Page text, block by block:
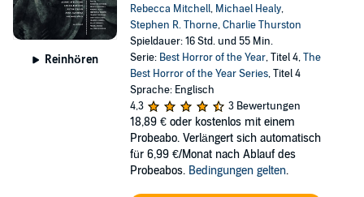
Reinhören
Rebecca Mitchell, Michael Healy,
Stephen R. Thorne,Charlie Thurston
Spieldauer: 16 Std. und 55 Min.
Serie: Best Horror of the Year, Titel 4,The
Best Horror of the Year Series, Titel 4
Sprache: Englisch
4,3
3 Bewertungen
18,89 € oder kostenlos mit einem
Probeabo. Verlängert sich automatisch
für 6,99 €/Monat nach Ablauf des
Probeabos. Bedingungen gelten.